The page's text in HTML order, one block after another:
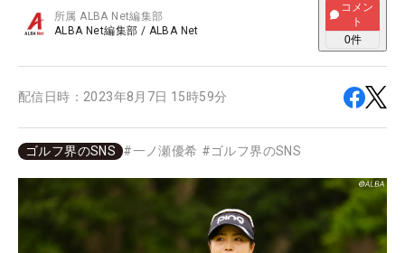
所属ALBA Net編集部
ALBA Net編集部 / ALBA Net
コメン
ト
0件
配信日時： 2023年8月7日 15時59分
ゴルフ界のSNS #一ノ瀬優希 #ゴルフ界のSNS